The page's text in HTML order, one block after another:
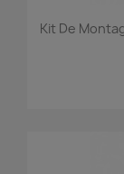
Kit De